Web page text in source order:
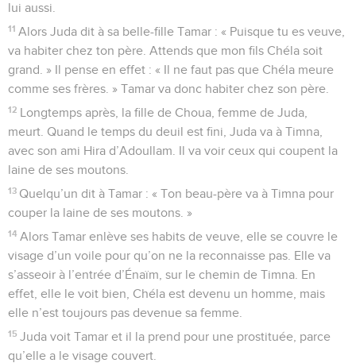
lui aussi.
11 Alors Juda dit à sa belle-fille Tamar : « Puisque tu es veuve,
va habiter chez ton père. Attends que mon fils Chéla soit
grand. » Il pense en effet : « Il ne faut pas que Chéla meure
comme ses frères. » Tamar va donc habiter chez son père.
12 Longtemps après, la fille de Choua, femme de Juda,
meurt. Quand le temps du deuil est fini, Juda va à Timna,
avec son ami Hira d’Adoullam. Il va voir ceux qui coupent la
laine de ses moutons.
13 Quelqu’un dit à Tamar : « Ton beau-père va à Timna pour
couper la laine de ses moutons. »
14 Alors Tamar enlève ses habits de veuve, elle se couvre le
visage d’un voile pour qu’on ne la reconnaisse pas. Elle va
s’asseoir à l’entrée d’Énaïm, sur le chemin de Timna. En
effet, elle le voit bien, Chéla est devenu un homme, mais
elle n’est toujours pas devenue sa femme.
15 Juda voit Tamar et il la prend pour une prostituée, parce
qu’elle a le visage couvert.